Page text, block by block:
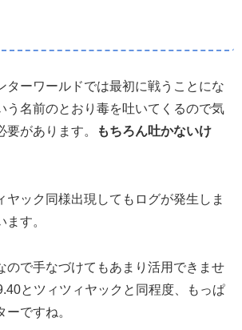
ターワールドでは最初に戦うことにな
う名前のとおり毒を吐いてくるので気
要があります。
もちろん吐かないけ
ヤック同様出現してもログが発生しま
す。
ので手なづけてもあまり活用できませ
とツィツィヤックと同程度、もっぱ
ですね。